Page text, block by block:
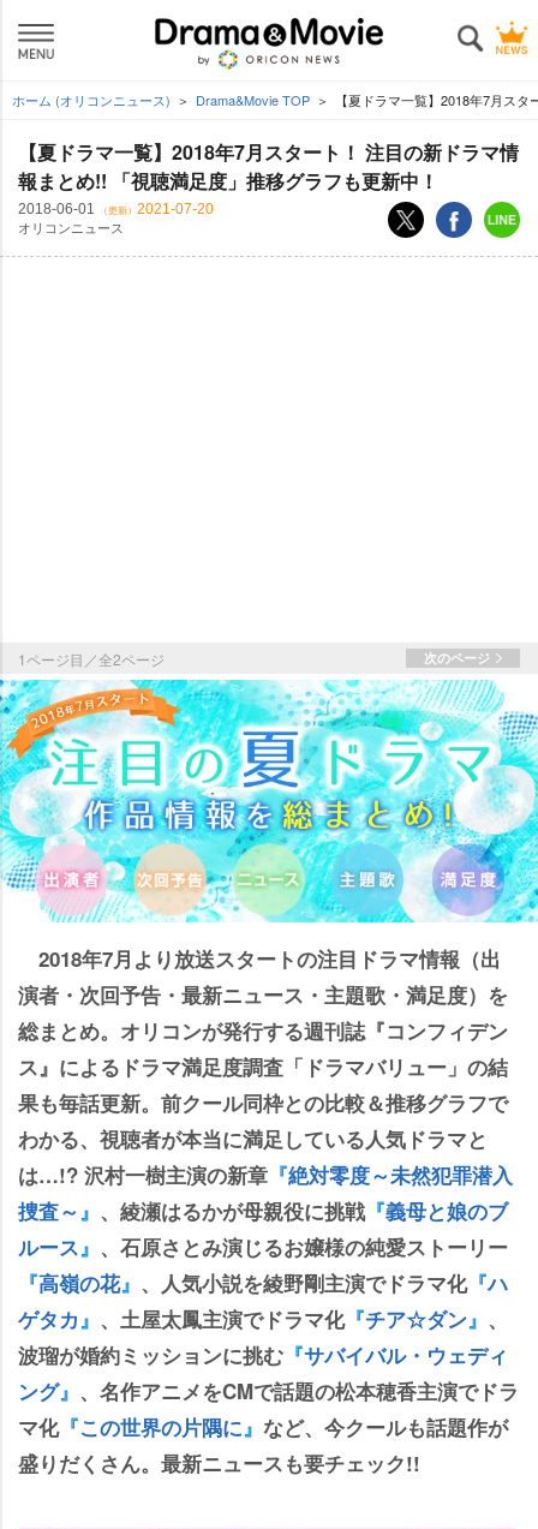
ホーム (オリコンニュース) Drama&Movie TOP 【夏ドラマ一覧】2018年7月ス
【夏ドラマ一覧】2018年7月スタート！ 注目の新ドラマ情
報まとめ!! 「視聴満足度」推移グラフも更新中！
2018-06-01 （更新） 2021-07-20
オリコンニュース
1ページ目／全2ページ 次のページ
2018年7月より放送スタートの注目ドラマ情報（出
演者・次回予告・最新ニュース・主題歌・満足度）を
総まとめ。オリコンが発行する週刊誌『コンフィデン
ス』によるドラマ満足度調査「ドラマバリュー」の結
果も毎話更新。前クール同枠との比較＆推移グラフで
わかる、視聴者が本当に満足している人気ドラマと
は…!? 沢村一樹主演の新章 『絶対零度～未然犯罪潜入
捜査～ 』 、綾瀬はるかが母親役に挑戦『義母と娘のブ
ルース』 、石原さとみ演じるお嬢様の純愛ストーリー
『高嶺の花』 、人気小説を綾野剛主演でドラマ化『ハ
ゲタカ』 、土屋太鳳主演でドラマ化『チア☆ダン』 、
波瑠が婚約ミッションに挑む 『サバイバル・ウェディ
ング』 、名作アニメをCMで話題の松本穂香主演でドラ
マ化『この世界の片隅に』 など、今クールも話題作が
盛りだくさん。最新ニュースも要チェック!!